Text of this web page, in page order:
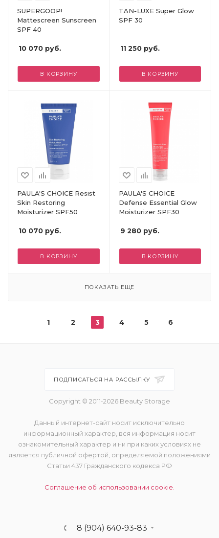
SUPERGOOP!
Mattescreen Sunscreen
SPF 40
10 070 руб.
В КОРЗИНУ
TAN-LUXE Super Glow
SPF 30
11 250руб.
В КОРЗИНУ
PAULA'S CHOICE Resist
Skin Restoring
Moisturizer SPF50
10 070 руб.
В КОРЗИНУ
PAULA'S CHOICE
Defense Essential Glow
Moisturizer SPF30
9 280руб.
В КОРЗИНУ
ПОКАЗАТЬ ЕЩЕ
1 2 3 4 5 6
ПОДПИСАТЬСЯ НА РАССЫЛКУ
Copyright © 2011-2026 Beauty Storage
Данный интернет-сайт носит исключительно
информационный характер, вся информация носит
ознакомительный характер и ни при каких условиях не
является публичной офертой, определяемой положениями
Статьи 437 Гражданского кодекса РФ
Соглашение об использовании cookie.
8 (904) 640-93-83